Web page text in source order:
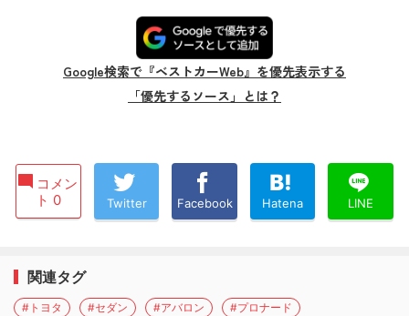
Google検索で『ベストカーWeb』を優先表示する
「優先するソース」とは？
コメン
ト 0
Twitter Facebook Hatena LINE
関連タグ
#トヨタ #セダン #アバロン #プロナード